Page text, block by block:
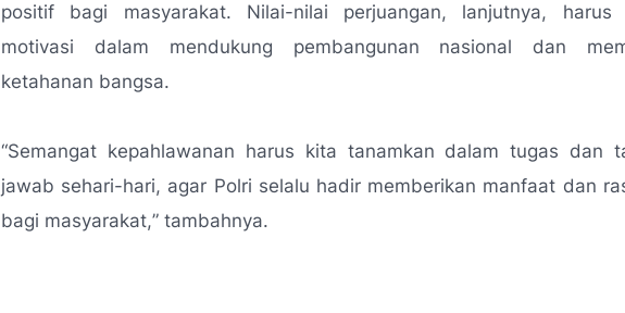
positif bagi masyarakat. Nilai-nilai perjuangan, lanjutnya, harus
motivasi dalam mendukung pembangunan nasional dan
ketahanan bangsa.
“Semangat kepahlawanan harus kita tanamkan dalam tugas dan
jawab sehari-hari, agar Polri selalu hadir memberikan manfaat dan
bagi masyarakat,” tambahnya.